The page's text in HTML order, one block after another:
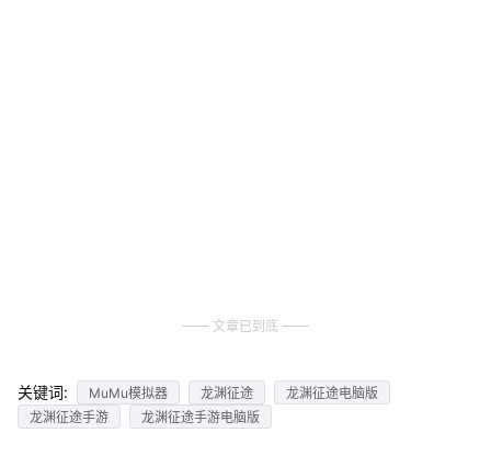
文章已到底
关键词: MuMu模拟器 龙渊征途
龙渊征途电脑版
龙渊征途手游
龙渊征途手游电脑版